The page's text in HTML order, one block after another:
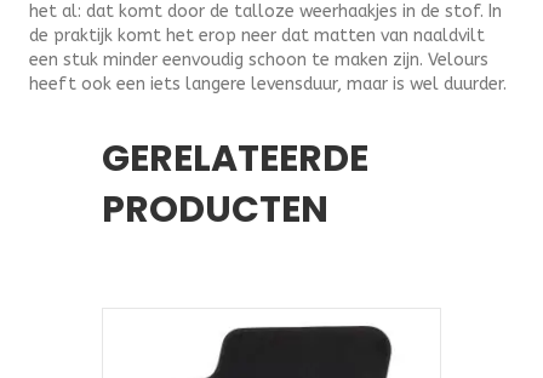
het al: dat komt door de talloze weerhaakjes in de stof. In
de praktijk komt het erop neer dat matten van naaldvilt
een stuk minder eenvoudig schoon te maken zijn. Velours
heeft ook een iets langere levensduur, maar is wel duurder.
GERELATEERDE
PRODUCTEN